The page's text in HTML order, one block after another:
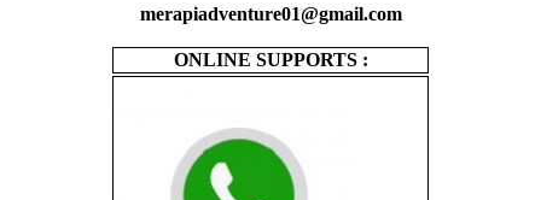
merapiadventure01@gmail.com
ONLINE SUPPORTS :